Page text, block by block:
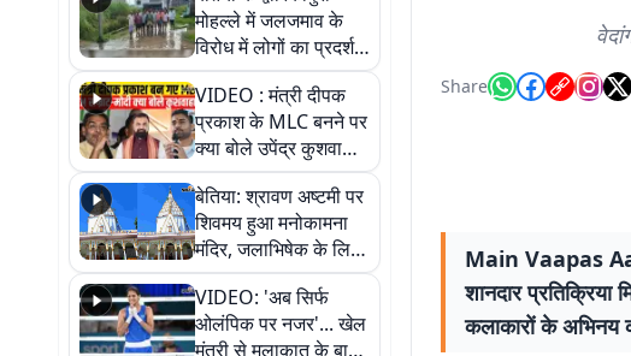
मोहल्ले में जलजमाव के
विरोध में लोगों का प्रदर्शन,
स्थायी समाधान की मांग
VIDEO : मंत्री दीपक
प्रकाश के MLC बनने पर
क्या बोले उपेंद्र कुशवाहा,
सुनिए
बेतिया: श्रावण अष्टमी पर
शिवमय हुआ मनोकामना
मंदिर, जलाभिषेक के लिए
लगी लंबी कतारें
VIDEO: 'अब सिर्फ
ओलंपिक पर नजर'... खेल
मंत्री से मुलाकात के बाद
Share
Main Vaapas
शानदार
कलाकारों के अभिनय